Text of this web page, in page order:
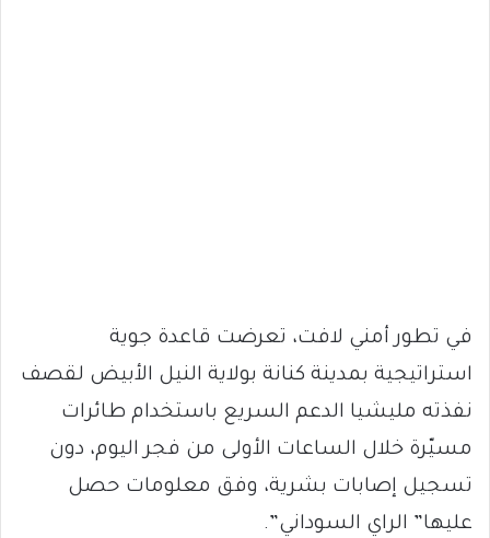
في تطور أمني لافت، تعرضت قاعدة جوية
استراتيجية بمدينة كنانة بولاية النيل الأبيض لقصف
نفذته مليشيا الدعم السريع باستخدام طائرات
مسيّرة خلال الساعات الأولى من فجر اليوم، دون
تسجيل إصابات بشرية، وفق معلومات حصل
عليها” الراي السوداني”.